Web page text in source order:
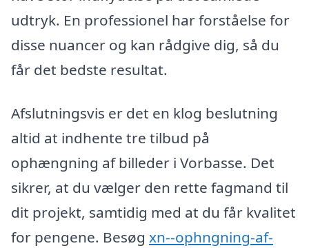
udtryk. En professionel har forståelse for
disse nuancer og kan rådgive dig, så du
får det bedste resultat.
Afslutningsvis er det en klog beslutning
altid at indhente tre tilbud på
ophængning af billeder i Vorbasse. Det
sikrer, at du vælger den rette fagmand til
dit projekt, samtidig med at du får kvalitet
for pengene. Besøg xn--ophngning-af-